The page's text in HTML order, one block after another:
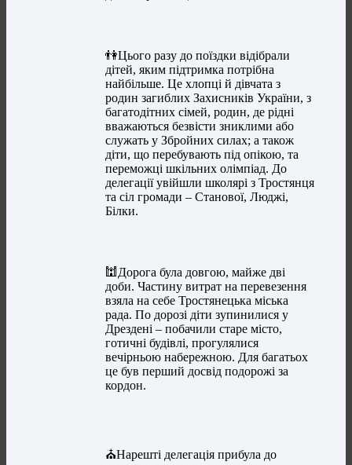
👫Цього разу до поїздки відібрали
дітей, яким підтримка потрібна
найбільше. Це хлопці й дівчата з
родин загиблих Захисників України, з
багатодітних сімей, родин, де рідні
вважаються безвісти зниклими або
служать у Збройних силах; а також
діти, що перебувають під опікою, та
переможці шкільних олімпіад. До
делегації увійшли школярі з Тростянця
та сіл громади – Станової, Люджі,
Білки.
🕍Дорога була довгою, майже дві
доби. Частину витрат на перевезення
взяла на себе Тростянецька міська
рада. По дорозі діти зупинилися у
Дрездені – побачили старе місто,
готичні будівлі, прогулялися
вечірньою набережною. Для багатьох
це був перший досвід подорожі за
кордон.
⛪️Нарешті делегація прибула до